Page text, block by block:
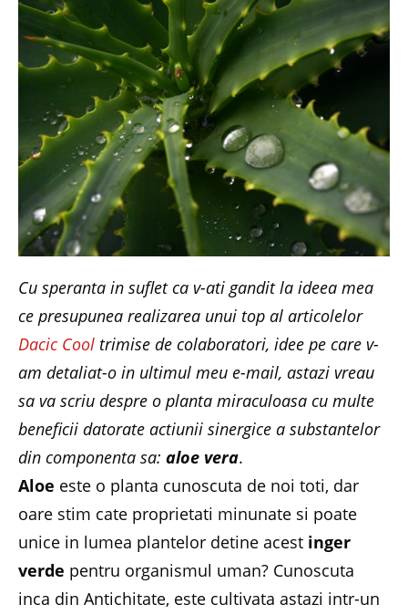
Cu speranta in suflet ca v-ati gandit la ideea mea
ce presupunea realizarea unui top al articolelor
Dacic Cool trimise de colaboratori, idee pe care v-
am detaliat-o in ultimul meu e-mail, astazi vreau
sa va scriu despre o planta miraculoasa cu multe
beneficii datorate actiunii sinergice a substantelor
din componenta sa: aloe vera.
Aloe este o planta cunoscuta de noi toti, dar
oare stim cate proprietati minunate si poate
unice in lumea plantelor detine acest inger
verde pentru organismul uman? Cunoscuta
inca din Antichitate, este cultivata astazi intr-un